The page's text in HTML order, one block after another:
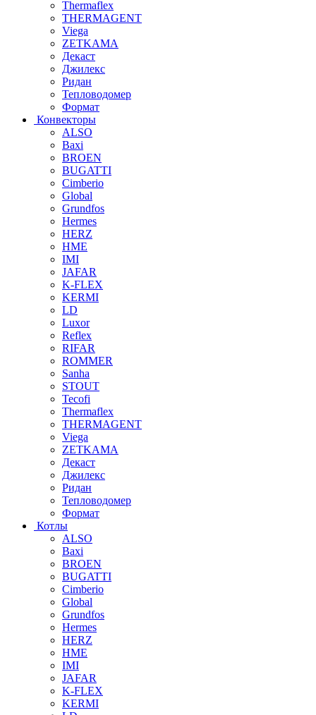
Thermaflex
THERMAGENT
Viega
ZETKAMA
Декаст
Джилекс
Ридан
Тепловодомер
Формат
Конвекторы
ALSO
Baxi
BROEN
BUGATTI
Cimberio
Global
Grundfos
Hermes
HERZ
HME
IMI
JAFAR
K-FLEX
KERMI
LD
Luxor
Reflex
RIFAR
ROMMER
Sanha
STOUT
Tecofi
Thermaflex
THERMAGENT
Viega
ZETKAMA
Декаст
Джилекс
Ридан
Тепловодомер
Формат
Котлы
ALSO
Baxi
BROEN
BUGATTI
Cimberio
Global
Grundfos
Hermes
HERZ
HME
IMI
JAFAR
K-FLEX
KERMI